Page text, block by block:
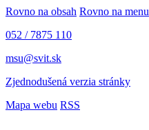
Rovno na obsah Rovno na menu
052 / 7875 110
msu@svit.sk
Zjednodušená verzia stránky
Mapa webu RSS